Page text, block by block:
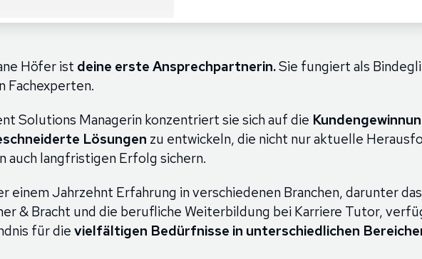
Höfer ist deine erste Ansprechpartnerin.Sie fungiert als
Fachexperten.
Solutions Managerin konzentriert sie sich auf die
Lösungen zu entwickeln, die nicht nur aktuelle
auch langfristigen Erfolg sichern.
einem Jahrzehnt Erfahrung in verschiedenen Branchen, darunter
& Bracht und die berufliche Weiterbildung bei Karriere Tutor,
für die vielfältigen Bedürfnisse in unterschiedlichen